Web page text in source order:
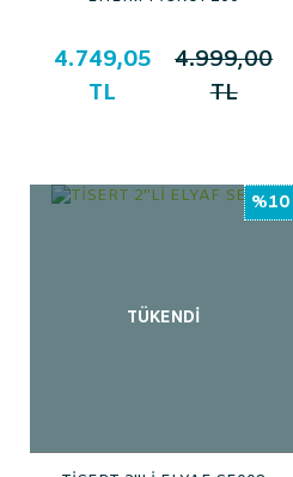
4.749,05
TL
4.999,00
TL
%10
TÜKENDİ